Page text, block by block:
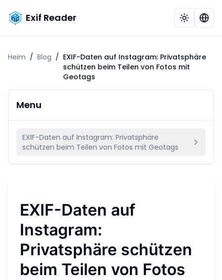
Exif Reader
Heim / Blog / EXIF-Daten auf Instagram: Privatsphäre
schützen beim Teilen von Fotos mit
Geotags
Menu
EXIF-Daten auf Instagram: Privatsphäre
schützen beim Teilen von Fotos mit Geotags
EXIF-Daten auf
Instagram:
Privatsphäre schützen
beim Teilen von Fotos